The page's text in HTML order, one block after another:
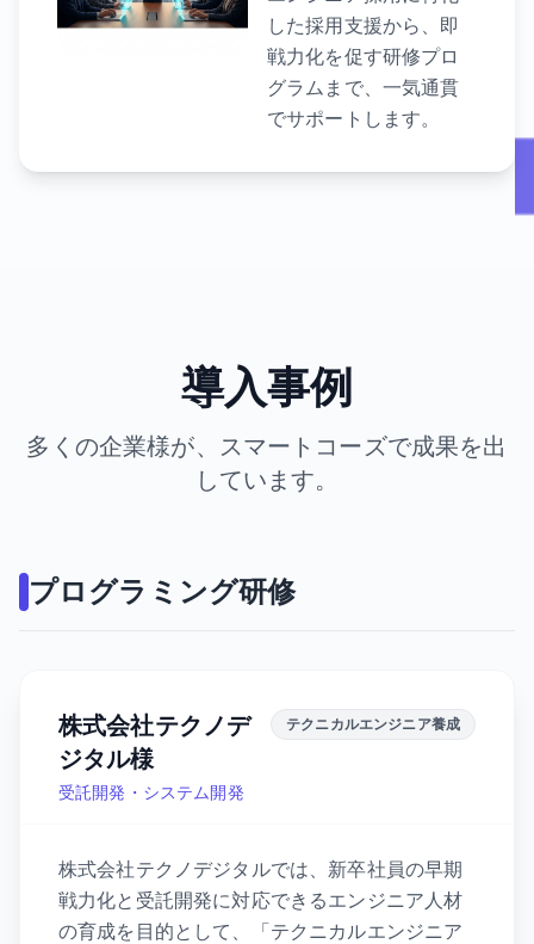
した採用支援から、即
戦力化を促す研修プロ
グラムまで、一気通貫
でサポートします。
導入事例
多くの企業様が、スマートコーズで成果を出
しています。
プログラミング研修
株式会社テクノデ
ジタル様
受託開発・システム開発
テクニカルエンジニア養成
株式会社テクノデジタルでは、新卒社員の早期
戦力化と受託開発に対応できるエンジニア人材
の育成を目的として、「テクニカルエンジニア